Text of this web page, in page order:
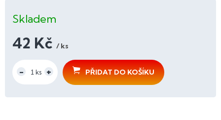
Skladem
42 Kč / ks
cena:
PŘIDAT DO KOŠÍKU